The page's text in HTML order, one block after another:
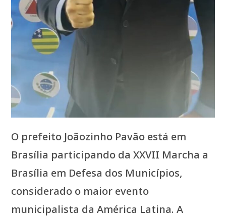
O prefeito Joãozinho Pavão está em
Brasília participando da XXVII Marcha a
Brasília em Defesa dos Municípios,
considerado o maior evento
municipalista da América Latina. A